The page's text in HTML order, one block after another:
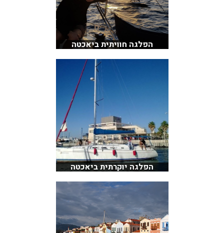
הפלגה חוויתית ביאכטה
הפלגה יוקרתית ביאכטה